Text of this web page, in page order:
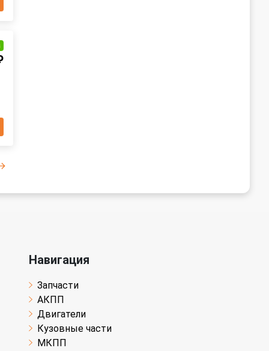
Навигация
Запчасти
АКПП
Двигатели
Кузовные части
МКПП